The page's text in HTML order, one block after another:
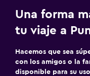
Una forma
tu viaje a
Hacemos que sea
con los amigos o la
disponible para su